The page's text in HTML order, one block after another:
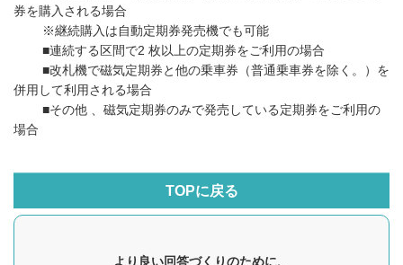
券を購入される場合
※継続購入は自動定期券発売機でも可能
■連続する区間で2 枚以上の定期券をご利用の場合
■改札機で磁気定期券と他の乗車券（普通乗車券を除く。）を
併用して利用される場合
■その他 、磁気定期券のみで発売している定期券をご利用の
場合
TOPに戻る
より良い回答づくりのために、